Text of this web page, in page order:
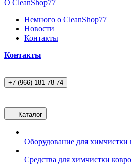
О CleanShop77
Немного о CleanShop77
Новости
Контакты
Контакты
+7 (966) 181-78-74
Каталог
Оборудование для химчистки
Средства для химчистки